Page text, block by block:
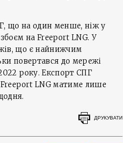
що на один менше, ніж у
на Freeport LNG. У
що є найнижчим
повертався до мережі
року. Експорт СПГ
Freeport LNG матиме лише
ДРУКУВАТИ